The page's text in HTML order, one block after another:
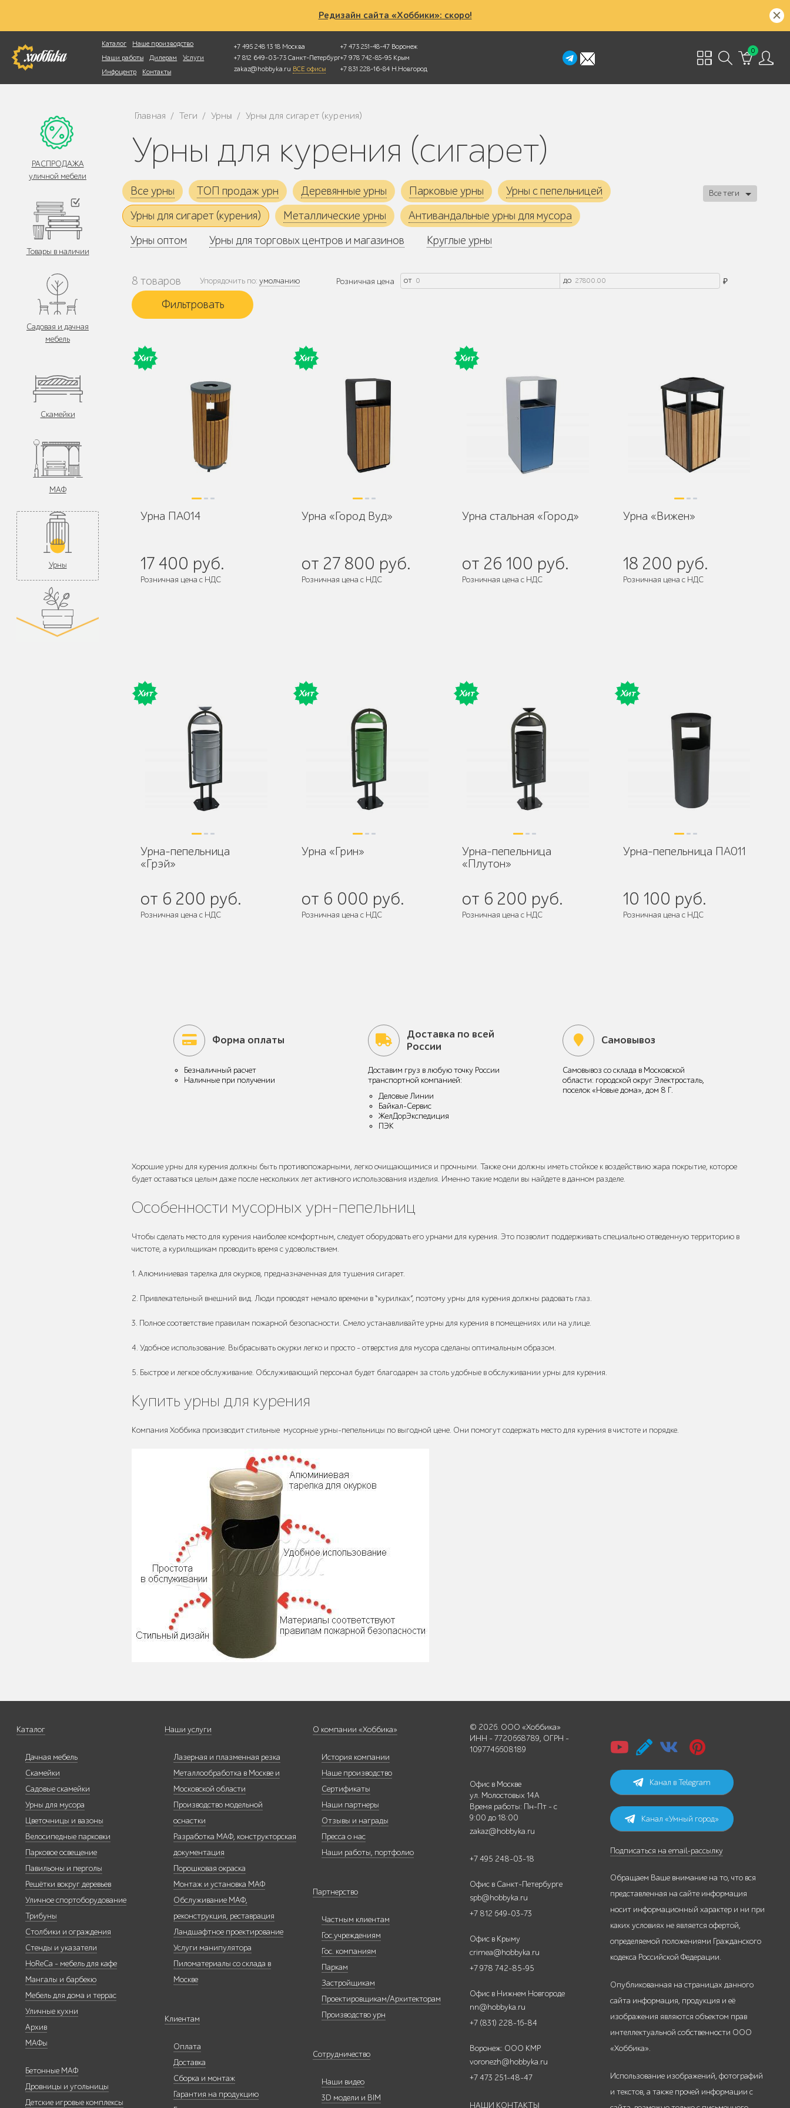
Редизайн сайта «Хоббики»: скоро!
Каталог
Наше производство
Наши работы
Дилерам
Услуги
Инфоцентр
Контакты
+7 495 248 13 18 Москва
+7 812 649-03-73 Санкт-Петербург
zakaz@hobbyka.ru ВСЕ офисы
+7 473 251-48-47 Воронеж
+7 978 742-85-95 Крым
+7 831 228-16-84 Н.Новгород
0
Фотопоиск
РАСПРОДАЖА
уличной мебели
Товары в наличии
Садовая и дачная
мебель
Скамейки
МАФ
Урны
Цветочницы и
Мангалы и барбекю
Бескаркасная мебель
Умная городская
мебель
Контейнерные
площадки для ТБО
вентиляционных
Главная / Теги / Урны / Урны для сигарет (курения)
Урны для курения (сигарет)
Все урны ТОП продаж урн Деревянные урны Парковые урны
Урны с пепельницей
Урны для сигарет (курения)
Металлические урны
Антивандальные урны для мусора
Урны оптом
Урны для торговых центров и магазинов Круглые урны
Все теги
8 товаров Упорядочить по: умолчанию Розничная цена от до ₽
Хит
Урна ПА014
17 400 руб.
Розничная цена с НДС
Хит
Урна «Город Вуд»
от 27 800 руб.
Розничная цена с НДС
Хит
Урна стальная «Город»
от 26 100 руб.
Розничная цена с НДС
Урна «Вижен»
18 200 руб.
Розничная цена с НДС
Хит
Урна-пепельница
«Грэй»
от 6 200 руб.
Розничная цена с НДС
Хит
Урна «Грин»
от 6 000 руб.
Розничная цена с НДС
Хит
Урна-пепельница
«Плутон»
от 6 200 руб.
Розничная цена с НДС
Хит
Урна-пепельница ПА011
10 100 руб.
Розничная цена с НДС
Форма оплаты
Безналичный расчет
Наличные при получении
Доставка по всей
России
Доставим груз в любую точку России
транспортной компанией:
Деловые Линии
Байкал-Сервис
ЖелДорЭкспедиция
ПЭК
Самовывоз
Самовывоз со склада в Московской
области: городской округ Электросталь,
поселок «Новые дома», дом 8 Г.
Хорошие урны для курения должны быть противопожарными, легко очищающимися и прочными. Также они должны иметь стойкое к воздействию жара покрытие, которое
будет оставаться целым даже после нескольких лет активного использования изделия. Именно такие модели вы найдете в данном разделе.
Особенности мусорных урн-пепельниц
Чтобы сделать место для курения наиболее комфортным, следует оборудовать его урнами для курения. Это позволит поддерживать специально отведенную территорию в
чистоте, а курильщикам проводить время с удовольствием.
1. Алюминиевая тарелка для окурков, предназначенная для тушения сигарет.
2. Привлекательный внешний вид. Люди проводят немало времени в “курилках”, поэтому урны для курения должны радовать глаз.
3. Полное соответствие правилам пожарной безопасности. Смело устанавливайте урны для курения в помещениях или на улице.
4. Удобное использование. Выбрасывать окурки легко и просто - отверстия для мусора сделаны оптимальным образом.
5. Быстрое и легкое обслуживание. Обслуживающий персонал будет благодарен за столь удобные в обслуживании урны для курения.
Купить урны для курения
Компания Хоббика производит стильные мусорные урны-пепельницы по выгодной цене. Они помогут содержать место для курения в чистоте и порядке.
Каталог
Дачная мебель
Скамейки
Садовые скамейки
Урны для мусора
Цветочницы и вазоны
Велосипедные парковки
Парковое освещение
Павильоны и перголы
Решётки вокруг деревьев
Уличное спортоборудование
Трибуны
Столбики и ограждения
Стенды и указатели
HoReCa - мебель для кафе
Мангалы и барбекю
Мебель для дома и террас
Уличные кухни
Архив
МАФы
Бетонные МАФ
Дровницы и угольницы
Детские игровые комплексы
Наши услуги
Лазерная и плазменная резка
Металлообработка в Москве и
Московской области
Производство модельной
оснастки
Разработка МАФ, конструкторская
документация
Порошковая окраска
Монтаж и установка МАФ
Обслуживание МАФ,
реконструкция, реставрация
Ландшафтное проектирование
Услуги манипулятора
Пиломатериалы со склада в
Москве
Клиентам
Оплата
Доставка
Сборка и монтаж
Гарантия на продукцию
О компании «Хоббика»
История компании
Наше производство
Сертификаты
Наши партнеры
Отзывы и награды
Пресса о нас
Наши работы, портфолио
Партнерство
Частным клиентам
Гос.учреждениям
Гос. компаниям
Паркам
Застройщикам
Проектировщикам/Архитекторам
Производство урн
Сотрудничество
Наши видео
3D модели и BIM
© 2026. ООО «Хоббика»
ИНН - 7720668789, ОГРН -
1097746608189
Офис в Москве
ул. Молостовых 14А
Время работы: Пн-Пт - с
9:00 до 18:00
zakaz@hobbyka.ru
+7 495 248-03-18
Офис в Санкт-Петербурге
spb@hobbyka.ru
+7 812 649-03-73
Офис в Крыму
crimea@hobbyka.ru
+7 978 742-85-95
Офис в Нижнем Новгороде
nn@hobbyka.ru
+7 (831) 228-16-84
Воронеж: ООО КМР
voronezh@hobbyka.ru
+7 473 251-48-47
НАШИ КОНТАКТЫ
Канал в Telegram
Канал «Умный город»
Подписаться на email-рассылку
Обращаем Ваше внимание на то, что вся
представленная на сайте информация
носит информационный характер и ни при
каких условиях не является офертой,
определяемой положениями Гражданского
кодекса Российской Федерации.
Опубликованная на страницах данного
сайта информация, продукция и её
изображения являются объектом прав
интеллектуальной собственности ООО
«Хоббика».
Использование изображений, фотографий
и текстов, а также прочей информации с